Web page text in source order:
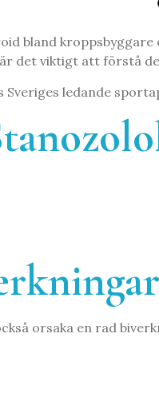
bland
det viktigt att förstå
Sveriges ledande
orsaka en rad